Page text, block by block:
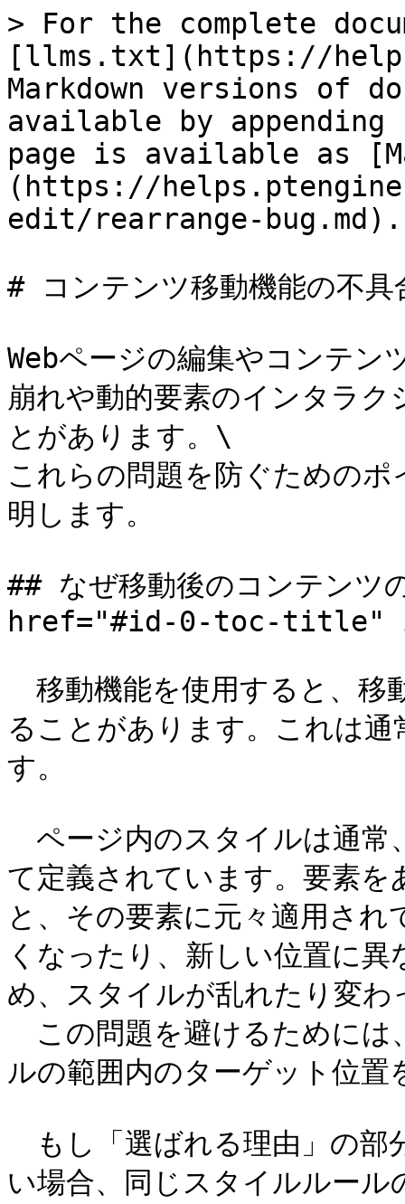
> For the complete
[llms.txt](https://
Markdown versions of
available by
page is available as
(https://
edit/rearrange-bug.md).
# コンテンツ移動機能の不具
Webページの編集やコンテン
崩れや動的要素のインタラ
とがあります。\
これらの問題を防ぐための
明します。
## なぜ移動後のコンテンツ
href="#id-0-toc-title"
移動機能を使用すると、移
ることがあります。これは
す。
ページ内のスタイルは通常
て定義されています。要素
と、その要素に元々適用さ
くなったり、新しい位置に
め、スタイルが乱れたり変
この問題を避けるためには
ルの範囲内のターゲット位
もし「選ばれる理由」の部
い場合、同じスタイルルー